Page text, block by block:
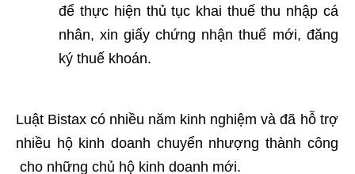
để thực hiện thủ tục khai thuế thu nhập cá
nhân, xin giấy chứng nhận thuế mới, đăng
ký thuế khoán.
Luật Bistax có nhiều năm kinh nghiệm và đã hỗ trợ
nhiều hộ kinh doanh chuyển nhượng thành công
cho những chủ hộ kinh doanh mới.